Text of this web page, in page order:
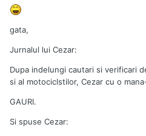
gata,
Jurnalul lui Cezar:
Dupa indelungi cautari si verificari
si al motociclstilor, Cezar cu o
GAURI.
Si spuse Cezar: